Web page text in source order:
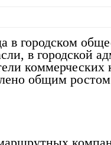
в городском
в городской
коммерческих
общим